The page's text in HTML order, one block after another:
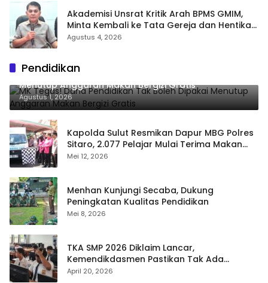
Akademisi Unsrat Kritik Arah BPMS GMIM,
Minta Kembali ke Tata Gereja dan Hentikan
Polarisasi
Agustus 4, 2026
Pendidikan
MK Tegas! Dana Pendidikan Tak Boleh Dipakai
Menutup Anggaran Makan Bergizi Gratis
Agustus 1, 2026
Kapolda Sulut Resmikan Dapur MBG Polres
Sitaro, 2.077 Pelajar Mulai Terima Makan
Gratis
Mei 12, 2026
Menhan Kunjungi Secaba, Dukung
Peningkatan Kualitas Pendidikan
Mei 8, 2026
TKA SMP 2026 Diklaim Lancar,
Kemendikdasmen Pastikan Tak Ada
Kebocoran Soal
April 20, 2026